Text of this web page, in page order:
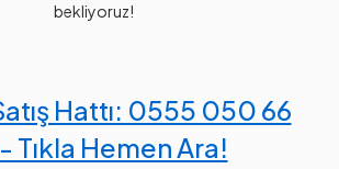
bekliyoruz!
Hattı: 0555 050 66
Tıkla Hemen Ara!